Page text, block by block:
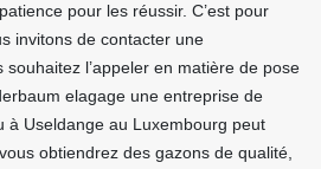
pour les réussir. C’est pour
invitons de contacter une
souhaitez l’appeler en matière de pose
elagage une entreprise de
à Useldange au Luxembourg peut
obtiendrez des gazons de qualité,